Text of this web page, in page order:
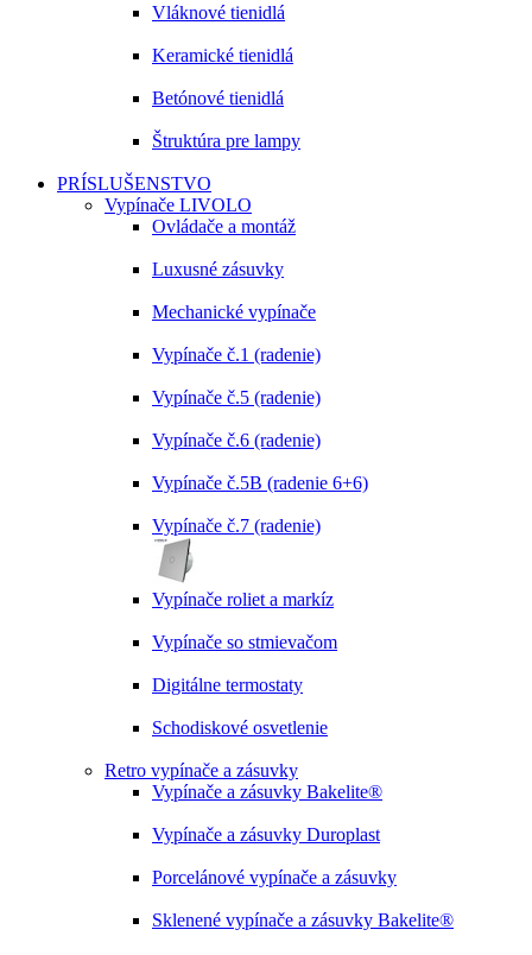
Vláknové tienidlá
Keramické tienidlá
Betónové tienidlá
Štruktúra pre lampy
PRÍSLUŠENSTVO
Vypínače LIVOLO
Ovládače a montáž
Luxusné zásuvky
Mechanické vypínače
Vypínače č.1 (radenie)
Vypínače č.5 (radenie)
Vypínače č.6 (radenie)
Vypínače č.5B (radenie 6+6)
Vypínače č.7 (radenie)
Vypínače roliet a markíz
Vypínače so stmievačom
Digitálne termostaty
Schodiskové osvetlenie
Retro vypínače a zásuvky
Vypínače a zásuvky Bakelite®
Vypínače a zásuvky Duroplast
Porcelánové vypínače a zásuvky
Sklenené vypínače a zásuvky Bakelite®